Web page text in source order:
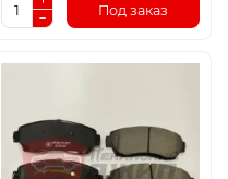
Под заказ